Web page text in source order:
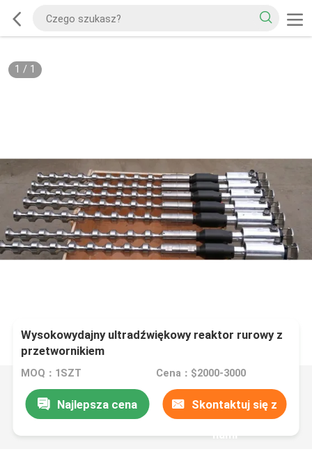
1 / 1
Wysokowydajny ultradźwiękowy reaktor rurowy z
przetwornikiem
MOQ：1SZT Cena：$2000-3000
Najlepsza cena Skontaktuj się z
nami